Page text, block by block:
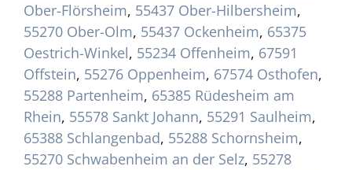
Ober-Flörsheim, 55437 Ober-Hilbersheim,
55270 Ober-Olm, 55437 Ockenheim, 65375
Oestrich-Winkel, 55234 Offenheim, 67591
Offstein, 55276 Oppenheim, 67574 Osthofen,
55288 Partenheim, 65385 Rüdesheim am
Rhein, 55578 Sankt Johann, 55291 Saulheim,
65388 Schlangenbad, 55288 Schornsheim,
55270 Schwabenheim an der Selz, 55278